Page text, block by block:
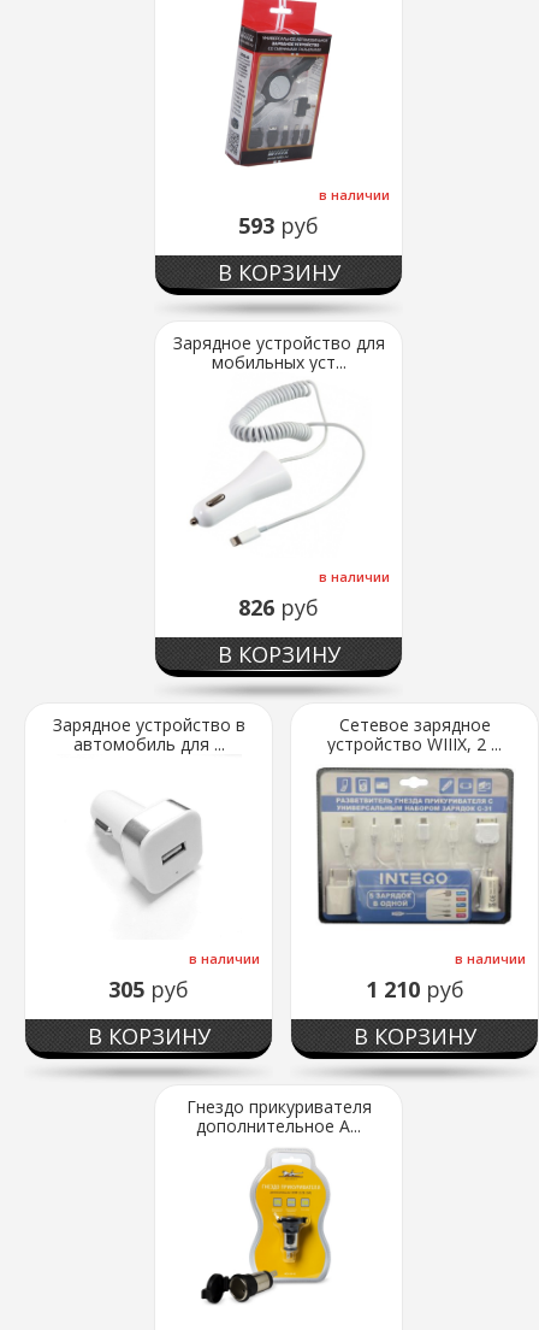
в наличии
593 руб
В КОРЗИНУ
Зарядное устройство для
мобильных уст...
в наличии
826 руб
В КОРЗИНУ
Зарядное устройство в
автомобиль для ...
в наличии
305 руб
В КОРЗИНУ
Сетевое зарядное
устройство WIIIX, 2 ...
в наличии
1 210 руб
В КОРЗИНУ
Гнездо прикуривателя
дополнительное A...